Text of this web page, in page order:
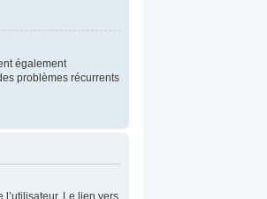
également
problèmes récurrents
Le lien vers